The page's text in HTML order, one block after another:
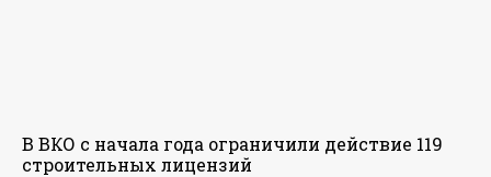
В ВКО с начала года ограничили действие 119
строительных лицензий